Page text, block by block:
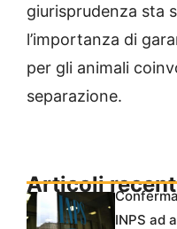
giurisprudenza sta
l’importanza di
per gli animali
separazione.
Articoli
INPS ad